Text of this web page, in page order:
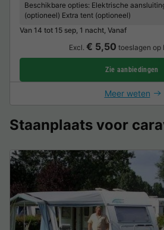
Beschikbare opties: Elektrische
(optioneel) Extra tent (optioneel)
Van 14 tot 15 sep, 1 nacht, Vanaf
Excl. € 5,50 toeslagen op
Zie aanbiedingen
Meer weten
Staanplaats voor